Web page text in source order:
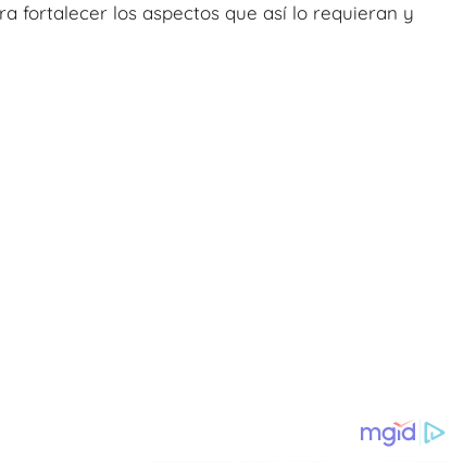
fortalecer los aspectos que así lo requieran y